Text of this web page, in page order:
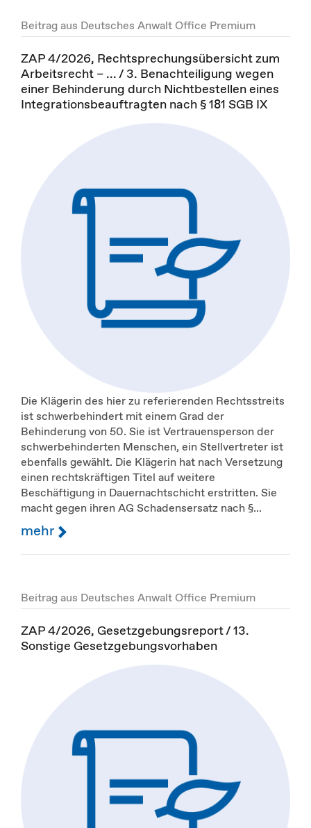
Beitrag aus Deutsches Anwalt Office Premium
ZAP 4/2026, Rechtsprechungsübersicht zum
Arbeitsrecht – ... / 3. Benachteiligung wegen
einer Behinderung durch Nichtbestellen eines
Integrationsbeauftragten nach § 181 SGB IX
Die Klägerin des hier zu referierenden Rechtsstreits
ist schwerbehindert mit einem Grad der
Behinderung von 50. Sie ist Vertrauensperson der
schwerbehinderten Menschen, ein Stellvertreter ist
ebenfalls gewählt. Die Klägerin hat nach Versetzung
einen rechtskräftigen Titel auf weitere
Beschäftigung in Dauernachtschicht erstritten. Sie
macht gegen ihren AG Schadensersatz nach §...
mehr
Beitrag aus Deutsches Anwalt Office Premium
ZAP 4/2026, Gesetzgebungsreport / 13.
Sonstige Gesetzgebungsvorhaben